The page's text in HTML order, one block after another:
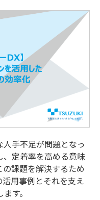
手不足が問題となっ
、定着率を高める意味
課題を解決するため
用事例とそれを支え
す。